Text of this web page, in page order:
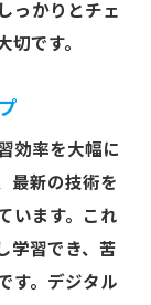
っかりとチェ
です。
効率を大幅に
最新の技術を
います。これ
学習でき、苦
す。デジタル